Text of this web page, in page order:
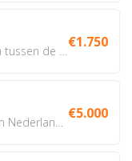
€1.750
€5.000